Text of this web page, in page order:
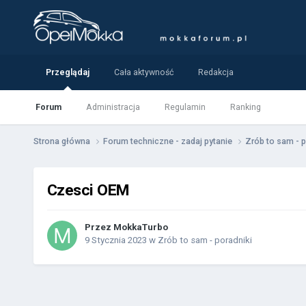
Przeglądaj
Forum Administracja Regulamin Ranking
Cała aktywność Redakcja
Strona główna Forum techniczne - zadaj pytanie Zrób to sam -
Czesci OEM
Przez MokkaTurbo
9 Stycznia 2023 w Zrób to sam - poradniki